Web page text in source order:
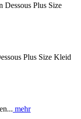
Dessous Plus Size
Plus Size Kleid
mehr